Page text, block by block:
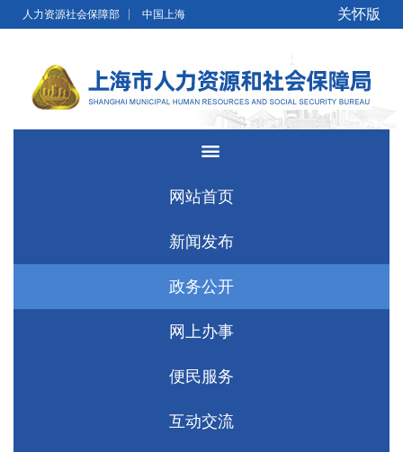
无障碍操作说明 跳转到网站导航区
人力资源社会保障部 中国上海 关怀版
网站首页
新闻发布
政务公开
网上办事
便民服务
互动交流